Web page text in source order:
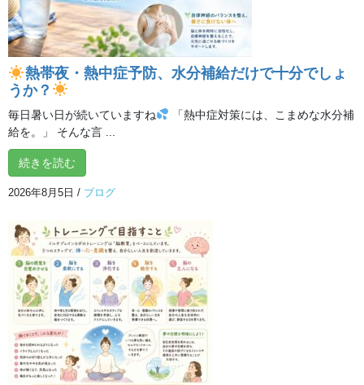
ヨガを始めるチャンス！
また、いくら外側から温めても体が冷えてしまっていてはなかな
か暖まらないもの…
体操や呼吸を通して、体の内側からぽかぽかに
体も心もリフレッシュして新しい年をスタートしてみませんか？
お待ちしております‼
今年もどうぞイルチブレインヨガ所沢スタジオをよろしくお願い
カテゴリー ブログ
熱帯夜・熱中症予防、水分補給だけで十分でしょ
うか？
毎日暑い日が続いていますね
「熱中症対策には、こまめな水分補
給を。」 そんな言 ...
続きを読む
2026年8月5日 / ブログ